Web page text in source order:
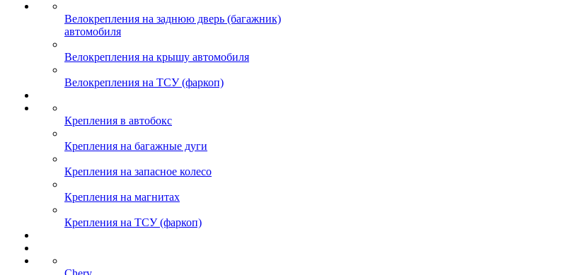
Велокрепления на заднюю дверь (багажник)
автомобиля
Велокрепления на крышу автомобиля
Велокрепления на ТСУ (фаркоп)
Крепления в автобокс
Крепления на багажные дуги
Крепления на запасное колесо
Крепления на магнитах
Крепления на ТСУ (фаркоп)